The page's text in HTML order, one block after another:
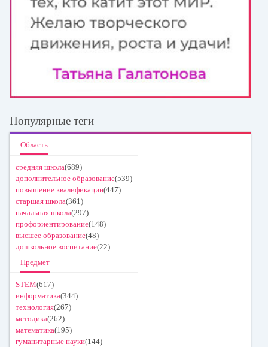
Популярные теги
Область
средняя школа(689)
дополнительное образование(539)
повышение квалификации(447)
старшая школа(361)
начальная школа(297)
профориентирование(148)
высшее образование(48)
дошкольное воспитание(22)
Предмет
STEM(617)
информатика(344)
технология(267)
методика(262)
математика(195)
гуманитарные науки(144)